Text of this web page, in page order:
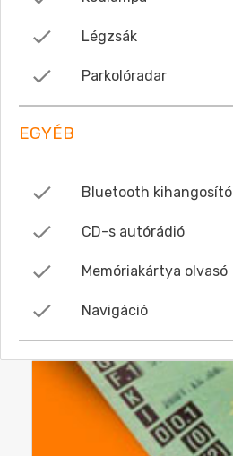
Légzsák
Parkolóradar
EGYÉB
Bluetooth kihangosító
CD-s autórádió
Memóriakártya olvasó
Navigáció